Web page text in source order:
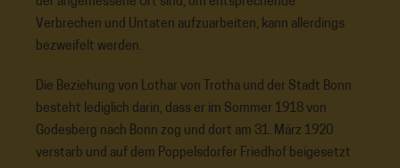
Verbrechen und Untaten aufzuarbeiten, kann allerdings
bezweifelt werden.
Die Beziehung von Lothar von Trotha und der Stadt Bonn
besteht lediglich darin, dass er im Sommer 1918 von
Godesberg nach Bonn zog und dort am 31. März 1920
verstarb und auf dem Poppelsdorfer Friedhof beigesetzt